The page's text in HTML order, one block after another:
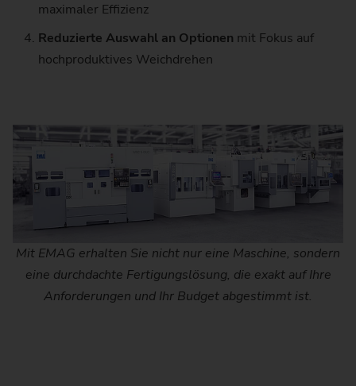
maximaler Effizienz
Reduzierte Auswahl an Optionen mit Fokus auf
hochproduktives Weichdrehen
Mit EMAG erhalten Sie nicht nur eine Maschine, sondern
eine durchdachte Fertigungslösung, die exakt auf Ihre
Anforderungen und Ihr Budget abgestimmt ist.